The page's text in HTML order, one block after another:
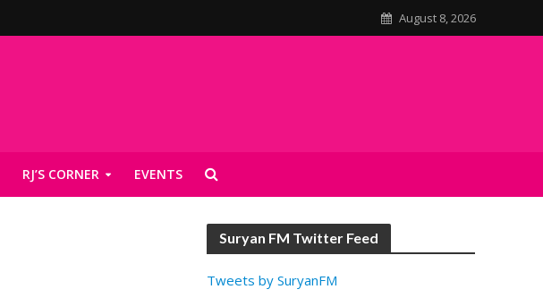
August 8, 2026
RJ’S CORNER EVENTS
Suryan FM Twitter Feed
Tweets by SuryanFM